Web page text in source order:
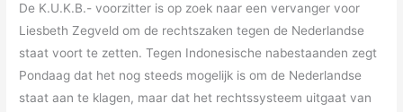
De K.U.K.B.- voorzitter is op zoek naar een vervanger voor
Liesbeth Zegveld om de rechtszaken tegen de Nederlandse
staat voort te zetten. Tegen Indonesische nabestaanden zegt
Pondaag dat het nog steeds mogelijk is om de Nederlandse
staat aan te klagen, maar dat het rechtssysteem uitgaat van